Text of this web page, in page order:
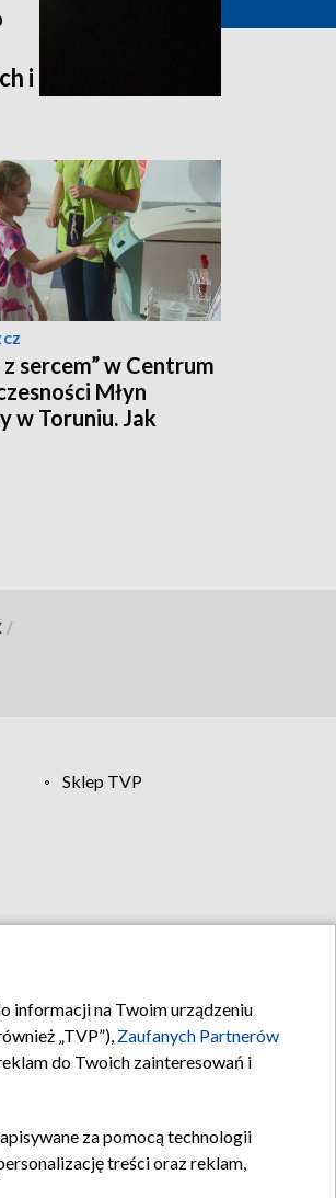
i
z sercem” w Centrum
Młyn
w Toruniu. Jak
/
Sklep TVP
informacji na Twoim urządzeniu
„TVP”), Zaufanych Partnerów
do Twoich zainteresowań i
za pomocą technologii
treści oraz reklam,